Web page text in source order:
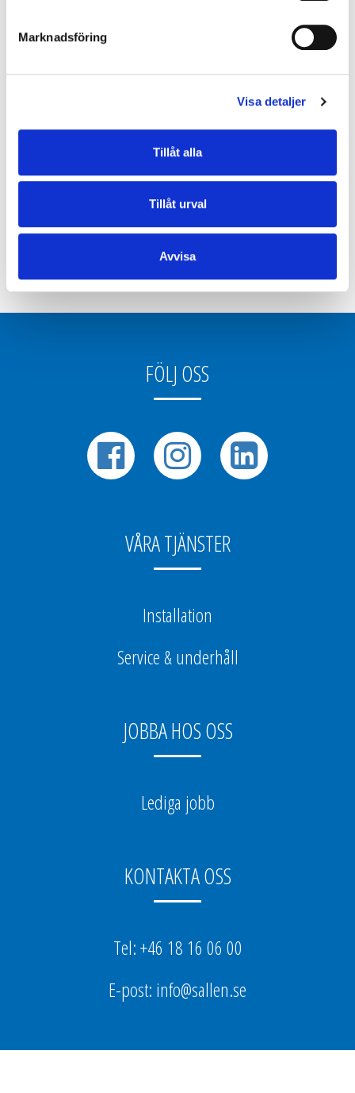
Marknadsföring
Visa detaljer
Tillåt alla
Tillåt urval
Avvisa
Solel / Batterilagring
FÖLJ OSS
VÅRA TJÄNSTER
Installation
Service & underhåll
JOBBA HOS OSS
Lediga jobb
KONTAKTA OSS
Tel: +46 18 16 06 00
E-post: info@sallen.se